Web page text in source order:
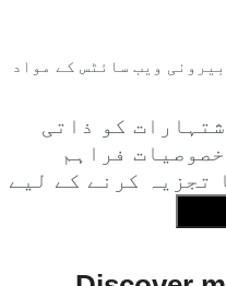
بیرونی ویب سائٹس کے مواد
کو ذاتی
فراہم
تجزیہ کرنے کے لیے